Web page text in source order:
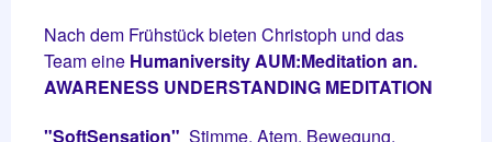
Nach dem Frühstück bieten Christoph und das
Team eine Humaniversity AUM:Meditation an.
AWARENESS UNDERSTANDING MEDITATION
"SoftSensation" Stimme, Atem, Bewegung,